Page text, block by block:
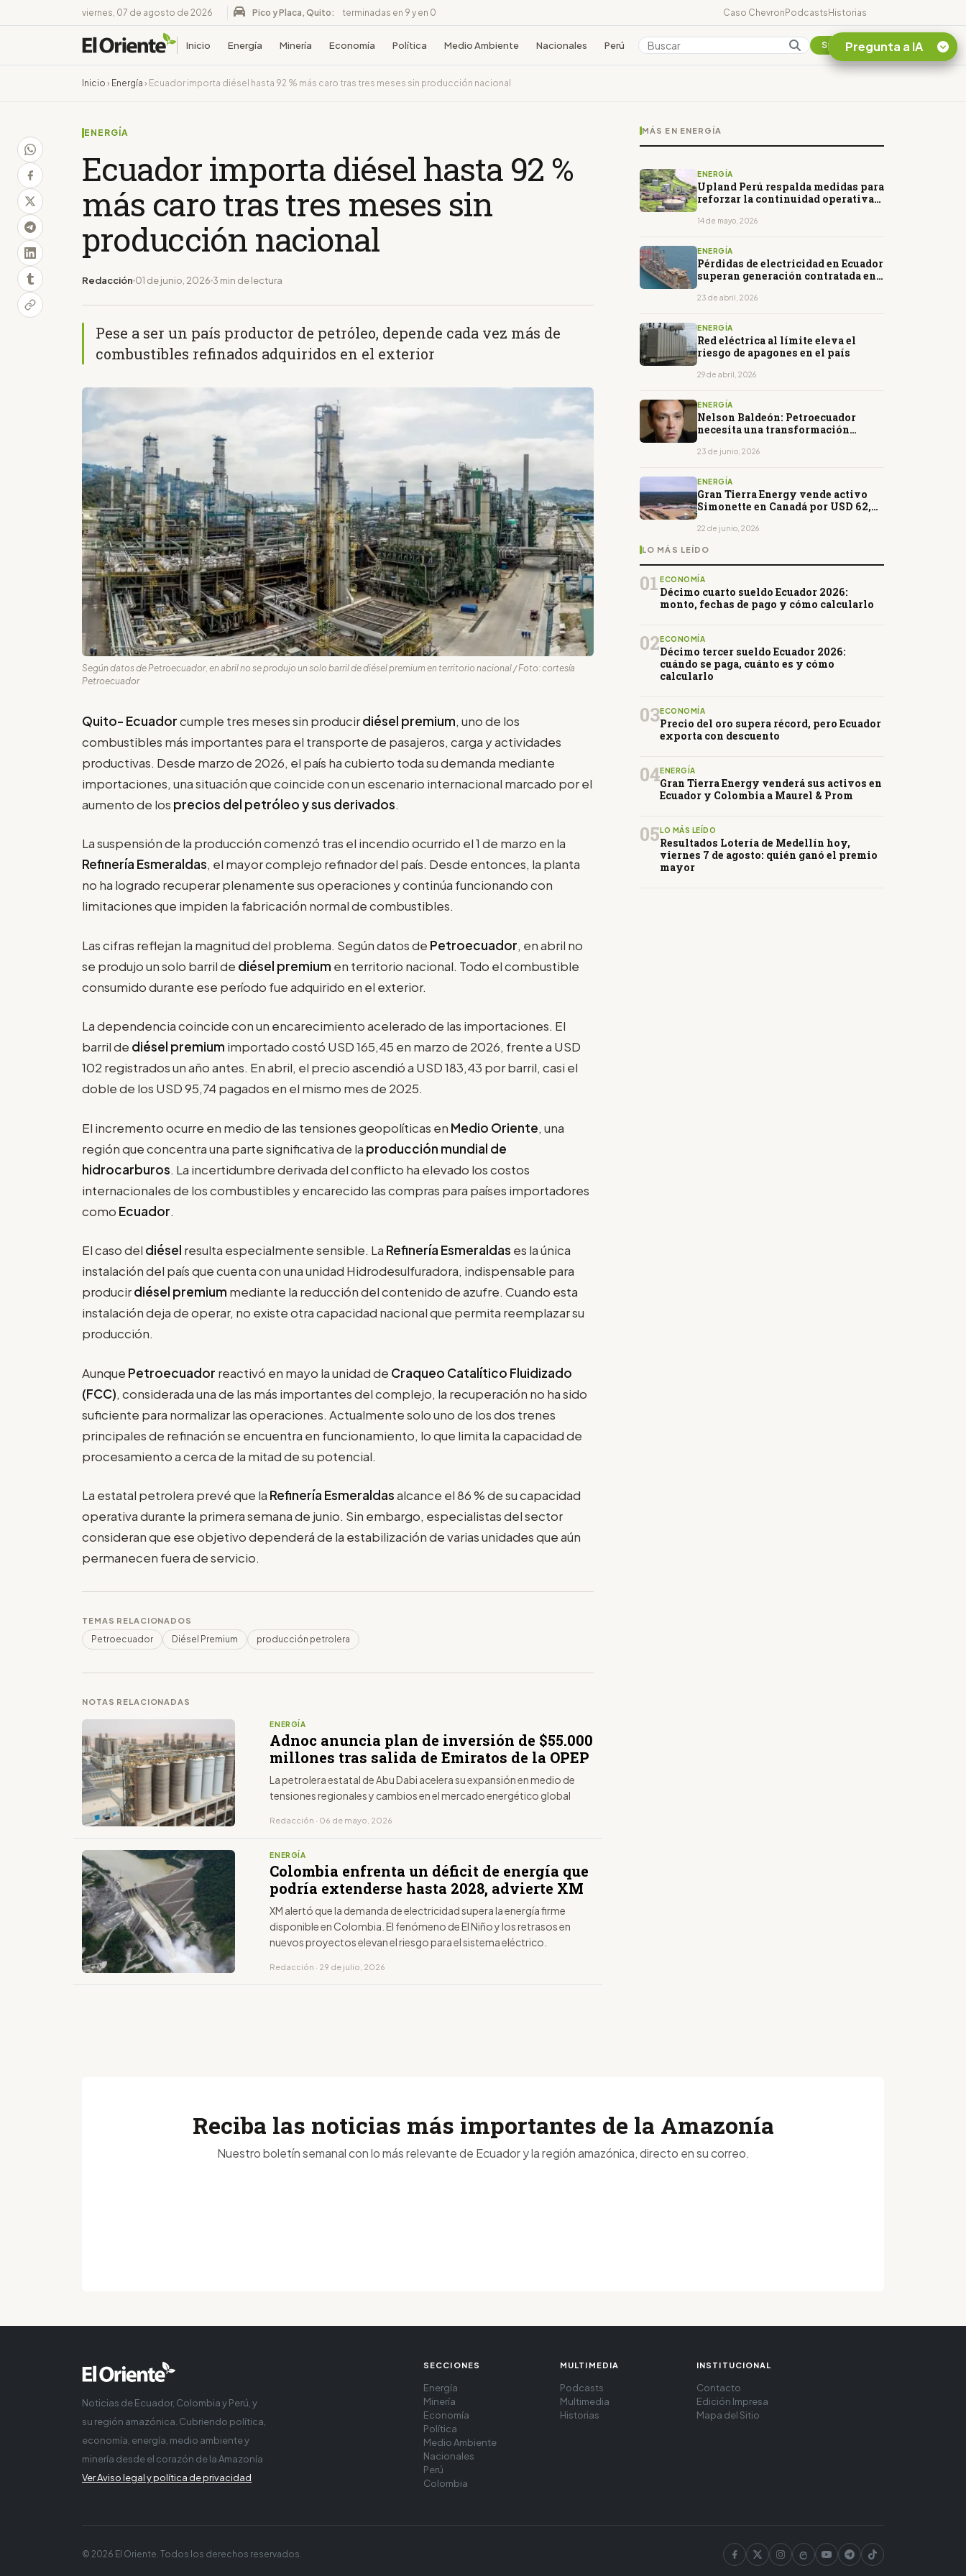
viernes, 07 de agosto de 2026 Pico y Placa, Quito: terminadas en 9 y en 0 Caso ChevronPodcastsHistorias
Inicio Energía Minería Economía Política Medio Ambiente Nacionales Perú Colombia Suscribirse
Inicio › Energía › Ecuador importa diésel hasta 92 % más caro tras tres meses sin producción nacional
ENERGÍA
Ecuador importa diésel hasta 92 %
más caro tras tres meses sin
producción nacional
Redacción 01 de junio, 2026 3 min de lectura
Pese a ser un país productor de petróleo, depende cada vez más de
combustibles refinados adquiridos en el exterior
Según datos de Petroecuador, en abril no se produjo un solo barril de diésel premium en territorio nacional / Foto: cortesía
Petroecuador
Quito- Ecuadorcumple tres meses sin producirdiésel premium, uno de los
combustibles más importantes para el transporte de pasajeros, carga y actividades
productivas. Desde marzo de 2026, el país ha cubierto toda su demanda mediante
importaciones, una situación que coincide con un escenario internacional marcado por el
aumento de los precios del petróleo y sus derivados.
La suspensión de la producción comenzó tras el incendio ocurrido el 1 de marzo en la
Refinería Esmeraldas, el mayor complejo refinador del país. Desde entonces, la planta
no ha logrado recuperar plenamente sus operaciones y continúa funcionando con
limitaciones que impiden la fabricación normal de combustibles.
Las cifras reflejan la magnitud del problema. Según datos de Petroecuador, en abril no
se produjo un solo barril de diésel premium en territorio nacional. Todo el combustible
consumido durante ese período fue adquirido en el exterior.
La dependencia coincide con un encarecimiento acelerado de las importaciones. El
barril de diésel premium importado costó USD 165,45 en marzo de 2026, frente a USD
102 registrados un año antes. En abril, el precio ascendió a USD 183,43 por barril, casi el
doble de los USD 95,74 pagados en el mismo mes de 2025.
El incremento ocurre en medio de las tensiones geopolíticas en Medio Oriente, una
región que concentra una parte significativa de la producción mundial de
hidrocarburos. La incertidumbre derivada del conflicto ha elevado los costos
internacionales de los combustibles y encarecido las compras para países importadores
como Ecuador.
El caso del diésel resulta especialmente sensible. La Refinería Esmeraldas es la única
instalación del país que cuenta con una unidad Hidrodesulfuradora, indispensable para
producirdiésel premium mediante la reducción del contenido de azufre. Cuando esta
instalación deja de operar, no existe otra capacidad nacional que permita reemplazar su
producción.
Aunque Petroecuador reactivó en mayo la unidad de Craqueo Catalítico Fluidizado
(FCC), considerada una de las más importantes del complejo, la recuperación no ha sido
suficiente para normalizar las operaciones. Actualmente solo uno de los dos trenes
principales de refinación se encuentra en funcionamiento, lo que limita la capacidad de
procesamiento a cerca de la mitad de su potencial.
La estatal petrolera prevé que la Refinería Esmeraldasalcance el 86 % de su capacidad
operativa durante la primera semana de junio. Sin embargo, especialistas del sector
consideran que ese objetivo dependerá de la estabilización de varias unidades que aún
permanecen fuera de servicio.
TEMAS RELACIONADOS
Petroecuador Diésel Premium producción petrolera
NOTAS RELACIONADAS
ENERGÍA
Adnoc anuncia plan de inversión de $55.000
millones tras salida de Emiratos de la OPEP
La petrolera estatal de Abu Dabi acelera su expansión en medio de
tensiones regionales y cambios en el mercado energético global
Redacción · 06 de mayo, 2026
ENERGÍA
Colombia enfrenta un déficit de energía que
podría extenderse hasta 2028, advierte XM
XM alertó que la demanda de electricidad supera la energía firme
disponible en Colombia. El fenómeno de El Niño y los retrasos en
nuevos proyectos elevan el riesgo para el sistema eléctrico.
Redacción · 29 de julio, 2026
MÁS EN ENERGÍA
ENERGÍA
Upland Perú respalda medidas para
reforzar la continuidad operativa
14 de mayo, 2026
ENERGÍA
Pérdidas de electricidad en Ecuador
superan generación contratada en
23 de abril, 2026
ENERGÍA
Red eléctrica al límite eleva el
riesgo de apagones en el país
29 de abril, 2026
ENERGÍA
Nelson Baldeón: Petroecuador
necesita una transformación
competitividad
23 de junio, 2026
ENERGÍA
Gran Tierra Energy vende activo
Simonette en Canadá por USD 62,5
22 de junio, 2026
LO MÁS LEÍDO
01 ECONOMÍA
Décimo cuarto sueldo Ecuador 2026:
monto, fechas de pago y cómo calcularlo
02 ECONOMÍA
Décimo tercer sueldo Ecuador 2026:
cuándo se paga, cuánto es y cómo
calcularlo
03ECONOMÍA
Precio del oro supera récord, pero Ecuador
exporta con descuento
04ENERGÍA
Gran Tierra Energy venderá sus activos en
Ecuador y Colombia a Maurel & Prom
05 LO MÁS LEÍDO
Resultados Lotería de Medellín hoy,
viernes 7 de agosto: quién ganó el premio
mayor
Pregunta a IA
¿En que consiste la
Reciba las noticias más importantes de la Amazonía
Nuestro boletín semanal con lo más relevante de Ecuador y la región amazónica, directo en su correo.
Noticias de Ecuador, Colombia y Perú, y
su región amazónica. Cubriendo política,
economía, energía, medio ambiente y
minería desde el corazón de la Amazonía
Ver Aviso legal y política de privacidad
SECCIONES
Energía
Minería
Economía
Política
Medio Ambiente
Nacionales
Perú
Colombia
MULTIMEDIA
Podcasts
Multimedia
Historias
INSTITUCIONAL
Contacto
Edición Impresa
Mapa del Sitio
© 2026 El Oriente. Todos los derechos reservados.